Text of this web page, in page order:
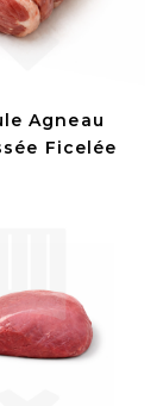
Agneau
Ficelée